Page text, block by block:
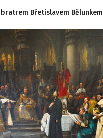
Břetislavem Bělunkem